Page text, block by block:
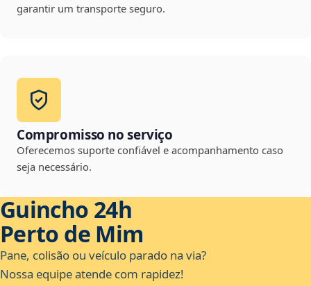
garantir um transporte seguro.
Compromisso no serviço
Oferecemos suporte confiável e acompanhamento caso
seja necessário.
Guincho 24h
Perto de Mim
Pane, colisão ou veículo parado na via?
Nossa equipe atende com rapidez!